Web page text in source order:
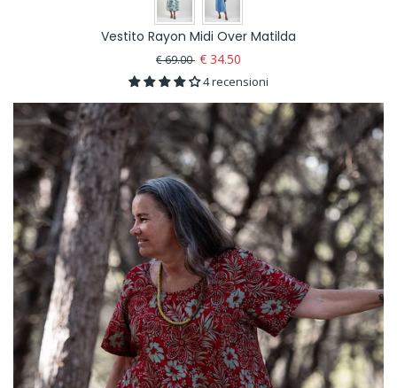
Vestito Rayon Midi Over Matilda
€ 69.00 € 34.50
4 recensioni